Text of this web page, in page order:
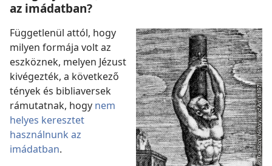
az imádatban?
Függetlenül attól, hogy
milyen formája volt az
eszköznek, melyen Jézust
kivégezték, a következő
tények és bibliaversek
rámutatnak, hogy nem
helyes keresztet
használnunk az
imádatban.